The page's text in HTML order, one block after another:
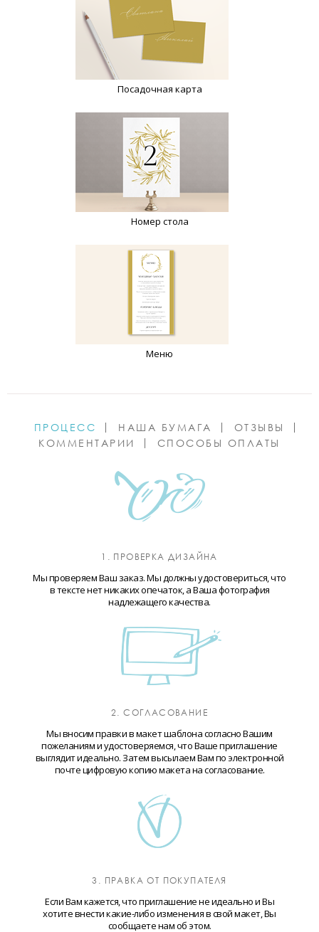
Посадочная карта
Номер стола
Меню
ПРОЦЕСС НАША БУМАГА
ОТЗЫВЫ
КОММЕНТАРИИ
СПОСОБЫ ОПЛАТЫ
1. ПРОВЕРКА ДИЗАЙНА
Мы проверяем Ваш заказ. Мы должны удостовериться, что
в тексте нет никаких опечаток, а Ваша фотография
надлежащего качества.
2. СОГЛАСОВАНИЕ
Мы вносим правки в макет шаблона согласно Вашим
пожеланиям и удостоверяемся, что Ваше приглашение
выглядит идеально. Затем высылаем Вам по электронной
почте цифровую копию макета на согласование.
3. ПРАВКА ОТ ПОКУПАТЕЛЯ
Если Вам кажется, что приглашение не идеально и Вы
хотите внести какие-либо изменения в свой макет, Вы
сообщаете нам об этом.